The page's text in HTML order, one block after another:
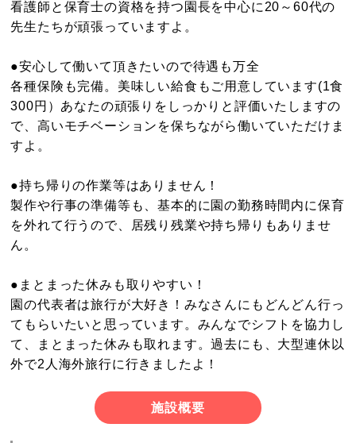
看護師と保育士の資格を持つ園長を中心に20～60代の
先生たちが頑張っていますよ。
●安心して働いて頂きたいので待遇も万全
各種保険も完備。美味しい給食もご用意しています(1食
300円）あなたの頑張りをしっかりと評価いたしますの
で、高いモチベーションを保ちながら働いていただけま
すよ。
●持ち帰りの作業等はありません！
製作や行事の準備等も、基本的に園の勤務時間内に保育
を外れて行うので、居残り残業や持ち帰りもありませ
ん。
●まとまった休みも取りやすい！
園の代表者は旅行が大好き！みなさんにもどんどん行っ
てもらいたいと思っています。みんなでシフトを協力し
て、まとまった休みも取れます。過去にも、大型連休以
外で2人海外旅行に行きましたよ！
施設概要